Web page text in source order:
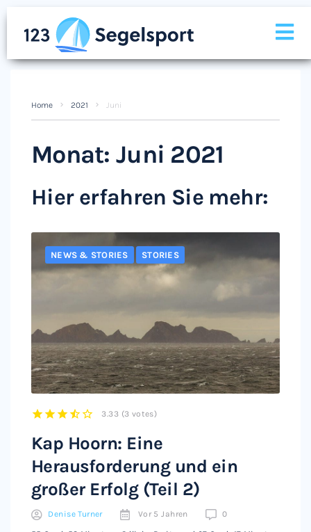
Home 2021 Juni
Monat: Juni 2021
Hier erfahren Sie mehr:
NEWS & STORIES STORIES
3.33 (3 votes)
Kap Hoorn: Eine
Herausforderung und ein
großer Erfolg (Teil 2)
Denise Turner Vor 5 Jahren 0